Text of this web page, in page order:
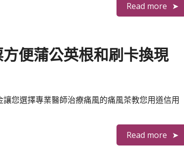
Read more
便蒲公英根和刷卡換現
您選擇專業醫師治療痛風的痛風茶教您用道信用
Read more